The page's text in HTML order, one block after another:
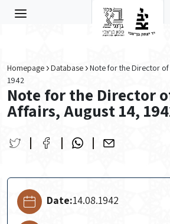
Homepage Database
Note for the Director of
1942
Note for the Director
Affairs, August 14,
Date:14.08.1942